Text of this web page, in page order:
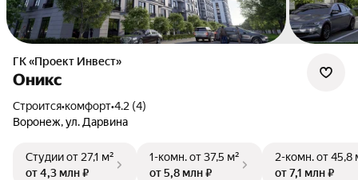
ГК «Проект Инвест»
Оникс
Строится•комфорт•4.2 (4)
Воронеж, ул. Дарвина
Студииот 27,1 м²
от 4,3 млн ₽
1-комн.от 37,5 м²
от 5,8 млн ₽
2-комн.от 45,8
от 7,1 млн ₽